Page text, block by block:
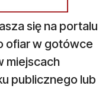
się na portalu
ofiar w gotówce
miejscach
publicznego lub